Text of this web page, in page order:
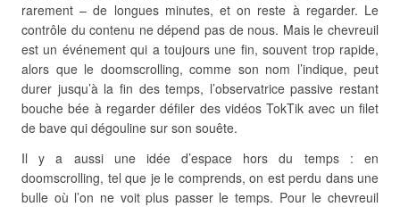
rarement – de longues minutes, et on reste à regarder. Le
contrôle du contenu ne dépend pas de nous. Mais le chevreuil
est un événement qui a toujours une fin, souvent trop rapide,
alors que le doomscrolling, comme son nom l’indique, peut
durer jusqu’à la fin des temps, l’observatrice passive restant
bouche bée à regarder défiler des vidéos TokTik avec un filet
de bave qui dégouline sur son souête.
Il y a aussi une idée d’espace hors du temps : en
doomscrolling, tel que je le comprends, on est perdu dans une
bulle où l’on ne voit plus passer le temps. Pour le chevreuil